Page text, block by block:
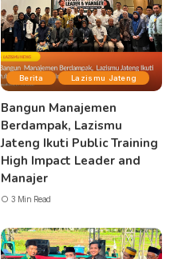
Berita Lazismu Jateng
Bangun Manajemen
Berdampak, Lazismu
Jateng Ikuti Public Training
High Impact Leader and
Manajer
3 Min Read